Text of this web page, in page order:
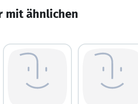
mit ähnlichen